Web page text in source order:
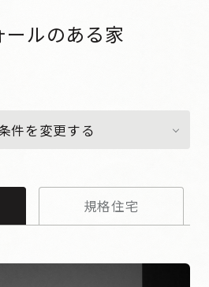
ルのある家
件を変更する
規格住宅